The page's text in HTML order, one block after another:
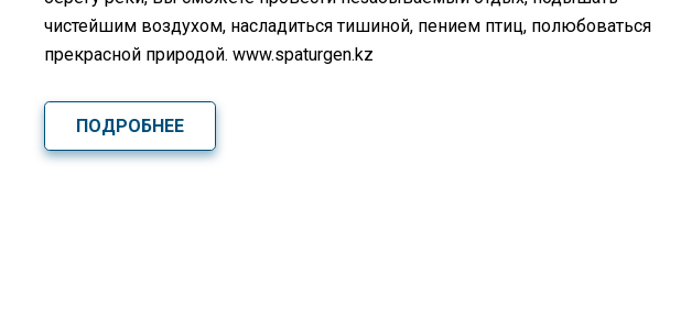
чистейшим воздухом, насладиться тишиной, пением птиц, полюбоваться
прекрасной природой. www.spaturgen.kz
ПОДРОБНЕЕ